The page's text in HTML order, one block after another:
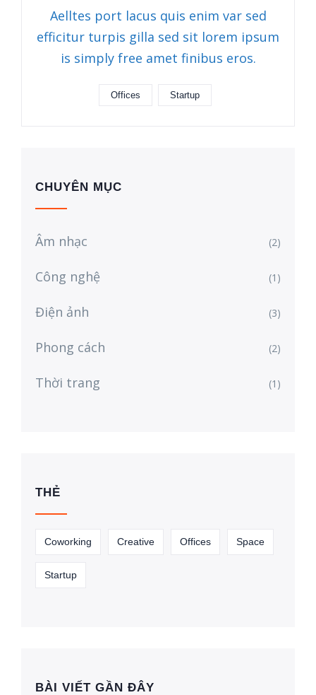
Aelltes port lacus quis enim var sed
efficitur turpis gilla sed sit lorem ipsum
is simply free amet finibus eros.
Offices Startup
CHUYÊN MỤC
Âm nhạc (2)
Công nghệ (1)
Điện ảnh (3)
Phong cách (2)
Thời trang (1)
THẺ
Coworking Creative Offices Space
Startup
BÀI VIẾT GẦN ĐÂY